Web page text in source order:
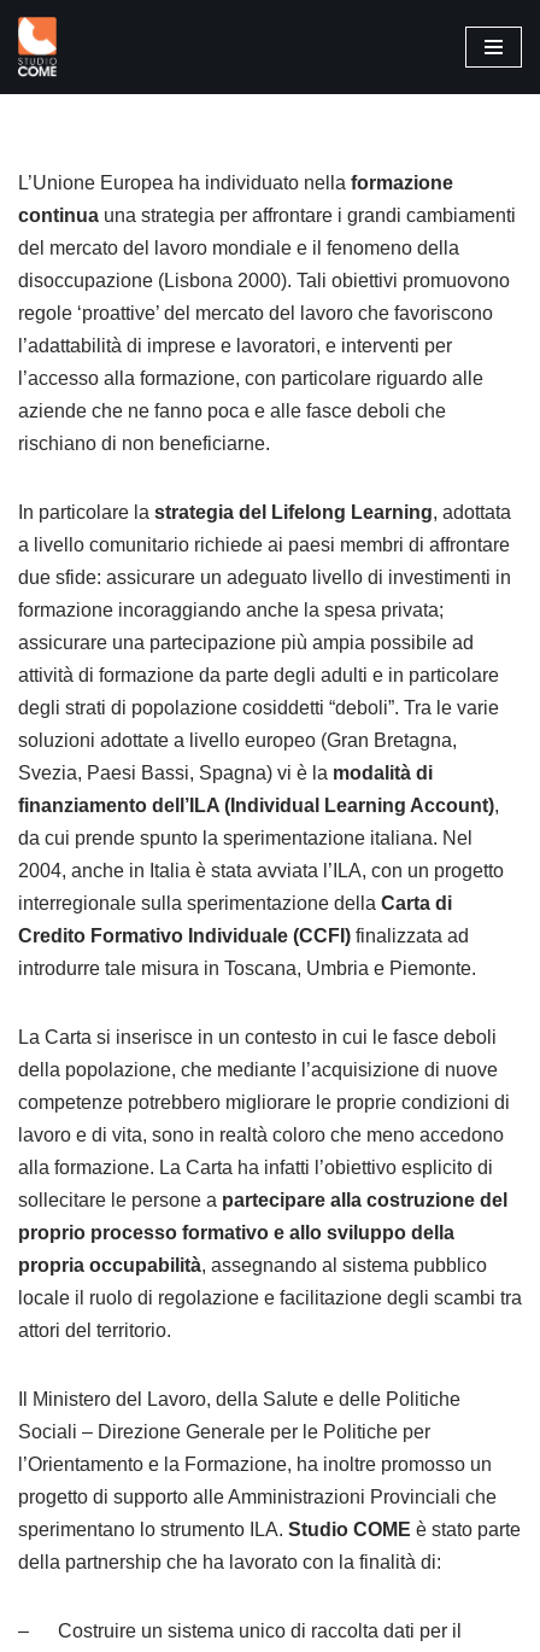
Vai
al
L’Unione Europea ha individuato nella formazione
continua una strategia per affrontare i grandi cambiamenti
del mercato del lavoro mondiale e il fenomeno della
disoccupazione (Lisbona 2000). Tali obiettivi promuovono
regole ‘proattive’ del mercato del lavoro che favoriscono
l’adattabilità di imprese e lavoratori, e interventi per
l’accesso alla formazione, con particolare riguardo alle
aziende che ne fanno poca e alle fasce deboli che
rischiano di non beneficiarne.
In particolare la strategia del Lifelong Learning, adottata
a livello comunitario richiede ai paesi membri di affrontare
due sfide: assicurare un adeguato livello di investimenti in
formazione incoraggiando anche la spesa privata;
assicurare una partecipazione più ampia possibile ad
attività di formazione da parte degli adulti e in particolare
degli strati di popolazione cosiddetti “deboli”. Tra le varie
soluzioni adottate a livello europeo (Gran Bretagna,
Svezia, Paesi Bassi, Spagna) vi è la modalità di
finanziamento dell’ILA (Individual Learning Account),
da cui prende spunto la sperimentazione italiana. Nel
2004, anche in Italia è stata avviata l’ILA, con un progetto
interregionale sulla sperimentazione della Carta di
Credito Formativo Individuale (CCFI) finalizzata ad
introdurre tale misura in Toscana, Umbria e Piemonte.
La Carta si inserisce in un contesto in cui le fasce deboli
della popolazione, che mediante l’acquisizione di nuove
competenze potrebbero migliorare le proprie condizioni di
lavoro e di vita, sono in realtà coloro che meno accedono
alla formazione. La Carta ha infatti l’obiettivo esplicito di
sollecitare le persone a partecipare alla costruzione del
proprio processo formativo e allo sviluppo della
propria occupabilità, assegnando al sistema pubblico
locale il ruolo di regolazione e facilitazione degli scambi tra
attori del territorio.
Il Ministero del Lavoro, della Salute e delle Politiche
Sociali – Direzione Generale per le Politiche per
l’Orientamento e la Formazione, ha inoltre promosso un
progetto di supporto alle Amministrazioni Provinciali che
sperimentano lo strumento ILA. Studio COME è stato parte
della partnership che ha lavorato con la finalità di:
– Costruire un sistema unico di raccolta dati per il